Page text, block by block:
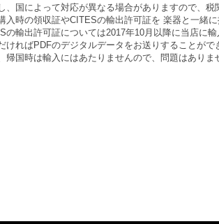
、国によって対応が異なる場合がありますので、
入時の領収証やCITESの輸出許可証を 楽器と一緒に
の輸出許可証については2017年10月以降に当店に
ければPDFのデジタルデータをお送りすることがで
帰国時は輸入にはあたりませんので、問題はありま